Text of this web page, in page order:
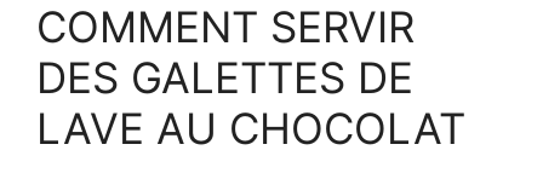
COMMENT SERVIR
DES GALETTES DE
LAVE AU CHOCOLAT